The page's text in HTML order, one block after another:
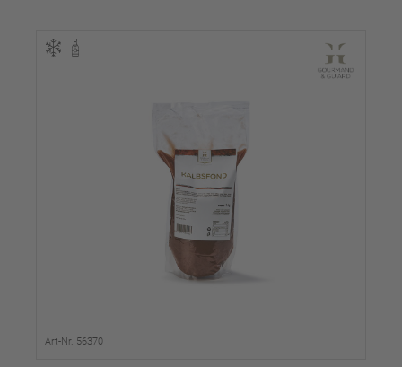
Art-Nr. 56370